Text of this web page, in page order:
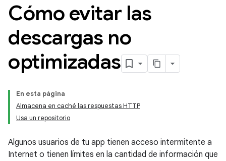
Cómo evitar las
descargas no
optimizadas
En esta página
Almacena en caché las respuestas HTTP
Usa un repositorio
Algunos usuarios de tu app tienen acceso intermitente a
Internet o tienen límites en la cantidad de información que